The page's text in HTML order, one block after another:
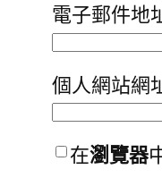
電子郵件地
個人網站網
在瀏覽器